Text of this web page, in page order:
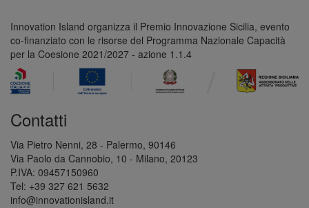
Innovation Island organizza il Premio Innovazione Sicilia, evento
co-finanziato con le risorse del Programma Nazionale Capacità
per la Coesione 2021/2027 - azione 1.1.4
Contatti
Via Pietro Nenni, 28 - Palermo, 90146
Via Paolo da Cannobio, 10 - Milano, 20123
P.IVA: 09457150960
Tel: +39 327 621 5632
info@innovationisland.it